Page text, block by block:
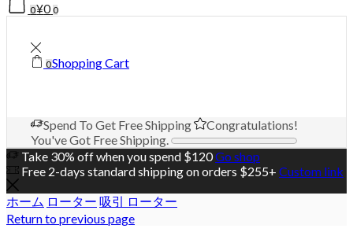
0¥0 0
0Shopping Cart
Spend To Get Free Shipping
Congratulations!
You've Got Free Shipping.
Take 30% off when you spend $120Go shop
Free 2-days standard shipping on orders $255+ Custom link
ホーム ローター 吸引 ローター
Return to previous page